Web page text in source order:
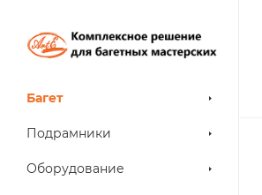
Багет
Подрамники
Оборудование